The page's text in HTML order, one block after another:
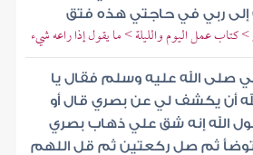
ربي في حاجتي هذه فتق
كتاب عمل اليوم والليلة > ما يقول إذا راعه شيء
صلى الله عليه وسلم فقال يا
أن يكشف لي عن بصري قال أو
الله إنه شق علي ذهاب بصري
ثم صل ركعتين ثم قل اللهم